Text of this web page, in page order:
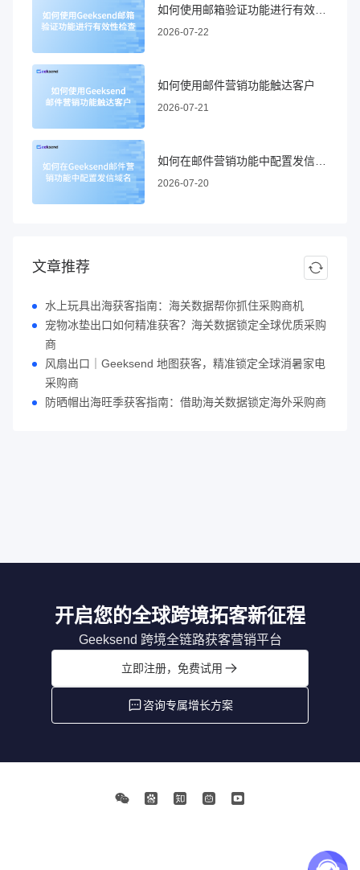
2026-07-22
如何使用邮件营销功能触达客户
2026-07-21
2026-07-20
文章推荐
水上玩具出海获客指南：海关数据帮你抓住采购商机
宠物冰垫出口如何精准获客？海关数据锁定全球优质采购
商
风扇出口｜Geeksend 地图获客，精准锁定全球消暑家电
采购商
防晒帽出海旺季获客指南：借助海关数据锁定海外采购商
开启您的全球跨境拓客新征程
Geeksend 跨境全链路获客营销平台
立即注册，免费试用
咨询专属增长方案